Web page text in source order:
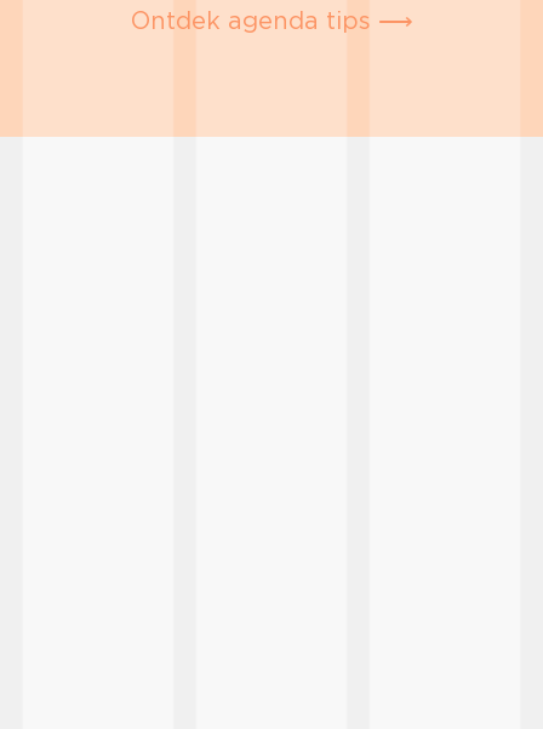
Ontdek agenda tips ⟶